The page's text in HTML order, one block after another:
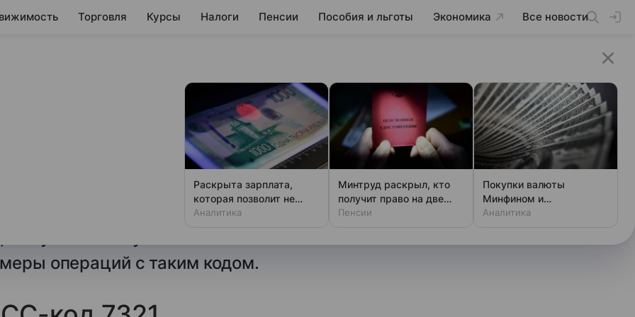
Торговля Курсы Налоги Пенсии Пособия и льготы Экономика Все новости
бюро кредитных историй,
и услуги по оценке
определения зависит
операций с таким кодом.
Раскрыта зарплата,
которая позволит не
чувствовать зависти
Аналитика
Минтруд раскрыл, кто
получит право на две
пенсии
Пенсии
Покупки валюты
Минфином и
спекулянтами разогнали
Аналитика